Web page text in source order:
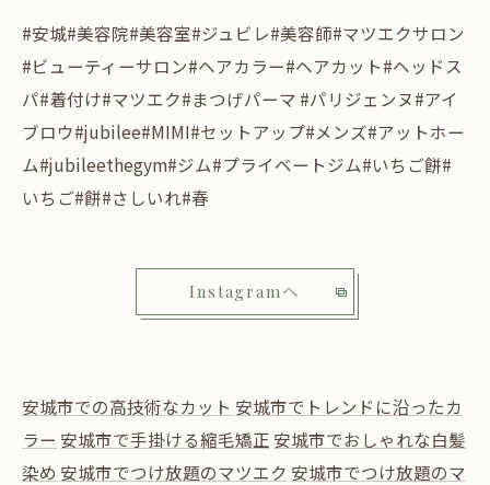
#安城#美容院#美容室#ジュビレ#美容師#マツエクサロン
#ビューティーサロン#ヘアカラー#ヘアカット#ヘッドス
パ#着付け#マツエク#まつげパーマ #パリジェンヌ#アイ
ブロウ#jubilee#MIMI#セットアップ#メンズ#アットホー
ム#jubileethegym#ジム#プライベートジム#いちご餅#
いちご#餅#さしいれ#春
Instagramへ
安城市での高技術なカット 安城市でトレンドに沿ったカ
ラー 安城市で手掛ける縮毛矯正 安城市でおしゃれな白髪
染め 安城市でつけ放題のマツエク 安城市でつけ放題のマ